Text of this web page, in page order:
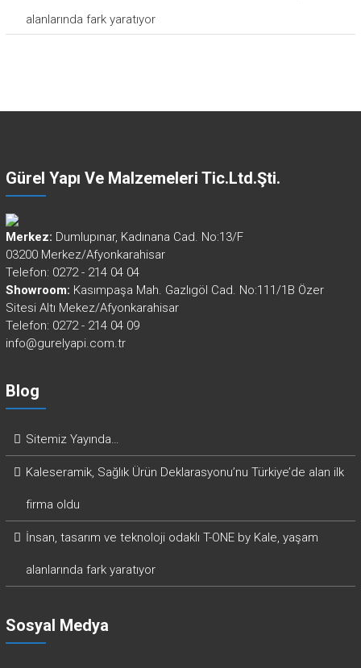
alanlarında fark yaratıyor
Gürel Yapı Ve Malzemeleri Tic.Ltd.Şti.
Merkez: Dumlupınar, Kadınana Cad. No:13/F
03200 Merkez/Afyonkarahisar
Telefon: 0272 - 214 04 04
Showroom: Kasımpaşa Mah. Gazlıgöl Cad. No:111/1B Özer
Sitesi Altı Mekez/Afyonkarahisar
Telefon: 0272 - 214 04 09
info@gurelyapi.com.tr
Blog
Sitemiz Yayında…
Kaleseramik, Sağlık Ürün Deklarasyonu’nu Türkiye’de alan ilk
firma oldu
İnsan, tasarım ve teknoloji odaklı T-ONE by Kale, yaşam
alanlarında fark yaratıyor
Sosyal Medya